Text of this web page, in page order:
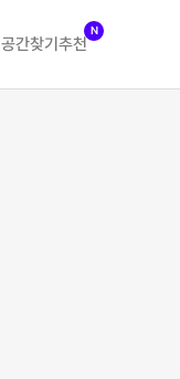
공간찾기 추천
N